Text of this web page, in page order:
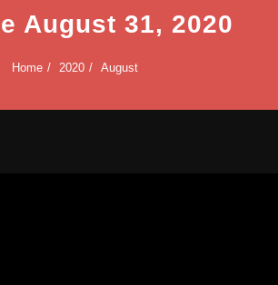
August 31, 2020
Home 2020 August